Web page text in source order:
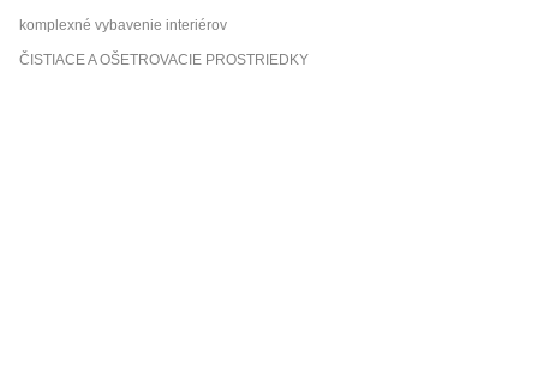
komplexné vybavenie interiérov
ČISTIACE A OŠETROVACIE PROSTRIEDKY